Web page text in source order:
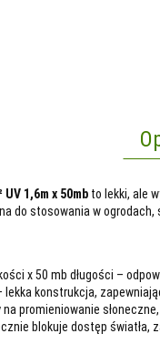
1,6m x 50mb to lekki, ale
do stosowania w
x 50 mb długości –
lekka konstrukcja,
na promieniowanie
blokuje dostęp światła,